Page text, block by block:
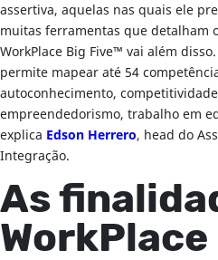
assertiva, aquelas nas quais ele
muitas ferramentas que detalham
WorkPlace Big Five™ vai além
permite mapear até 54
autoconhecimento,
empreendedorismo, trabalho em
explica Edson Herrero, head do
Integração.
As
WorkPlace